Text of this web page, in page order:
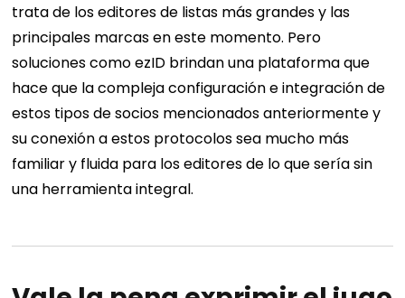
trata de los editores de listas más grandes y las
principales marcas en este momento. Pero
soluciones como ezID brindan una plataforma que
hace que la compleja configuración e integración de
estos tipos de socios mencionados anteriormente y
su conexión a estos protocolos sea mucho más
familiar y fluida para los editores de lo que sería sin
una herramienta integral.